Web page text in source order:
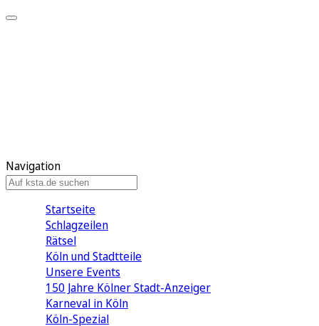
Navigation
Startseite
Schlagzeilen
Rätsel
Köln und Stadtteile
Unsere Events
150 Jahre Kölner Stadt-Anzeiger
Karneval in Köln
Köln-Spezial